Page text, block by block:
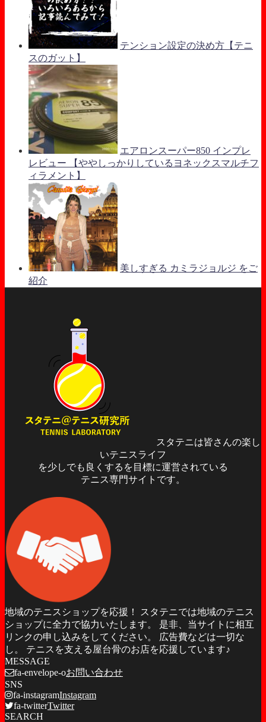
テンション設定の決め方【テニ
スのガット】
エアロンスーパー850 インプレ
レビュー 【ややしっかりしているヨネックスマルチフ
ィラメント】
美しすぎる カミラジョルジ をご
紹介
スタテニは皆さんの楽し
いテニスライフ
を少しでも良くするを目標に運営されている
テニス専門サイトです。
地域のテニスショップを応援！ スタテニでは地域のテニス
ショップに全力で協力いたします。 是非、当サイトに相互
リンクの申し込みをしてください。 広告費などは一切な
し。 テニスを支える屋台骨のお店を応援しています♪
MESSAGE
fa-envelope-oお問い合わせ
SNS
fa-instagramInstagram
fa-twitterTwitter
SEARCH